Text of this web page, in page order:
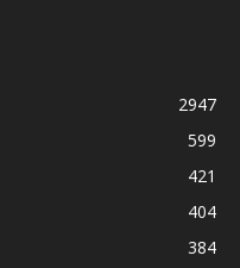
2947
599
421
404
384